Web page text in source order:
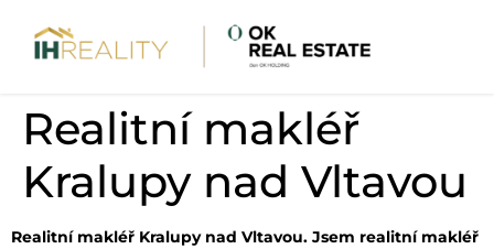
Realitní makléř
Kralupy nad Vltavou
Realitní makléř Kralupy nad Vltavou. Jsem realitní makléř